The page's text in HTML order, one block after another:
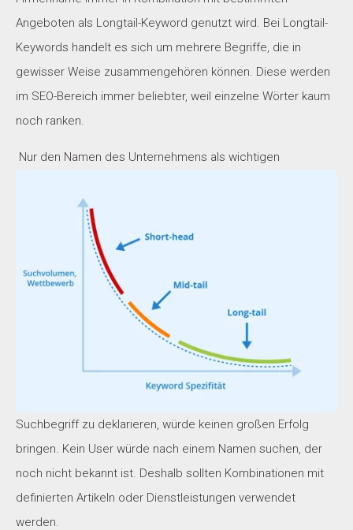
Angeboten als Longtail-Keyword genutzt wird. Bei Longtail-
Keywords handelt es sich um mehrere Begriffe, die in
gewisser Weise zusammengehören können. Diese werden
im SEO-Bereich immer beliebter, weil einzelne Wörter kaum
noch ranken.
Nur den Namen des Unternehmens als wichtigen
Suchbegriff zu deklarieren, würde keinen großen Erfolg
bringen. Kein User würde nach einem Namen suchen, der
noch nicht bekannt ist. Deshalb sollten Kombinationen mit
definierten Artikeln oder Dienstleistungen verwendet
werden.